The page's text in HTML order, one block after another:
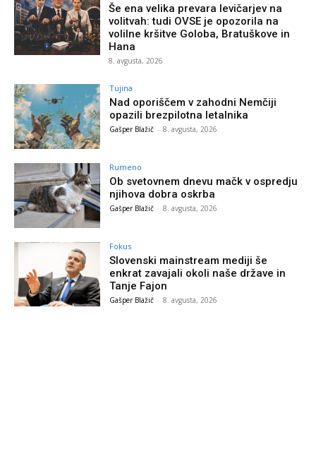
Še ena velika prevara levičarjev na
volitvah: tudi OVSE je opozorila na
volilne kršitve Goloba, Bratuškove in
Hana
8. avgusta, 2026
Tujina
Nad oporiščem v zahodni Nemčiji
opazili brezpilotna letalnika
Gašper Blažič - 8. avgusta, 2026
Rumeno
Ob svetovnem dnevu mačk v ospredju
njihova dobra oskrba
Gašper Blažič - 8. avgusta, 2026
Fokus
Slovenski mainstream mediji še
enkrat zavajali okoli naše države in
Tanje Fajon
Gašper Blažič - 8. avgusta, 2026